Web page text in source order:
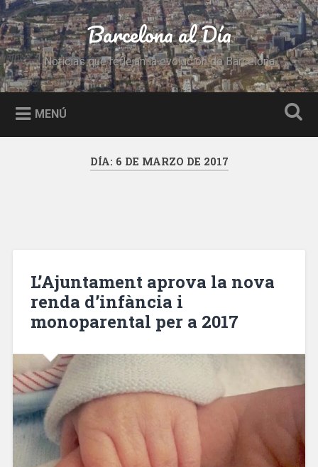
Saltar
al
contenido
Buscar Barcelona al Día
Noticias que reflejan la evolución de Barcelona
MENÚ
DÍA: 6 DE MARZO DE 2017
L’Ajuntament aprova la nova
renda d’infància i
monoparental per a 2017